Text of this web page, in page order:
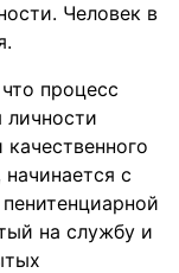
Человек в
процесс
личности
с
на службу и